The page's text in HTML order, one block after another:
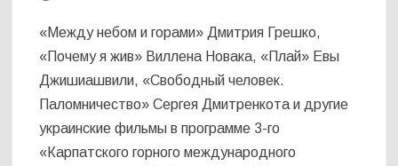
«Между небом и горами» Дмитрия Грешко,
«Почему я жив» Виллена Новака, «Плай» Евы
Джишиашвили, «Свободный человек.
Паломничество» Сергея Дмитренкота и другие
украинские фильмы в программе 3-го
«Карпатского горного международного